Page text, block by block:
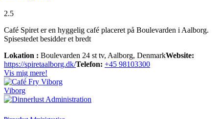
2.5
Café Spiret er en hyggelig café placeret på Boulevarden i Aalborg.
Spisestedet besidder et bredt
Lokation : Boulevarden 24 st tv, Aalborg, DenmarkWebsite:
https://spiretaalborg.dk/Telefon: +45 98103300
Vis mig mere!
Viborg